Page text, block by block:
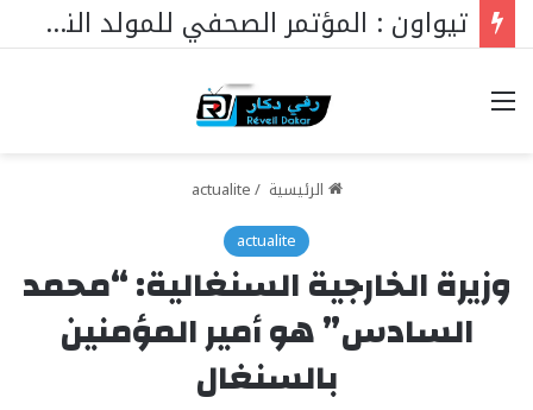
تيواون : المؤتمر الصحفي للمولد النبوي 2026
خيارات
الرئيسية /
actualite
actualite
وزيرة الخارجية السنغالية: “محمد
السادس” هو أمير المؤمنين
بالسنغال